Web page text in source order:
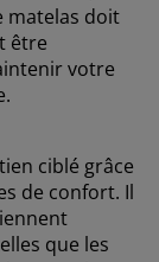
matelas doit
être
votre
ciblé grâce
de confort. Il
que les
de
votre
En
les trois